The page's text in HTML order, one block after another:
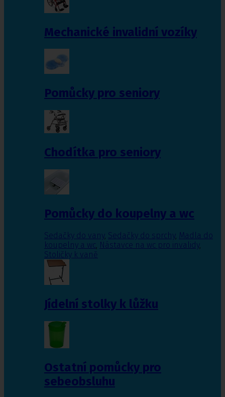
Mechanické invalidní vozíky
Pomůcky pro seniory
Chodítka pro seniory
Pomůcky do koupelny a wc
Sedačky do vany, Sedačky do sprchy, Madla do
koupelny a wc, Nástavce na wc pro invalidy,
Stoličky k vaně
Jídelní stolky k lůžku
Ostatní pomůcky pro
sebeobsluhu